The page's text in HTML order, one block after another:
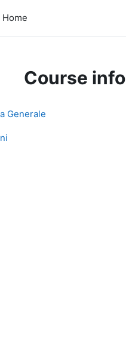
Home
Course info
Generale